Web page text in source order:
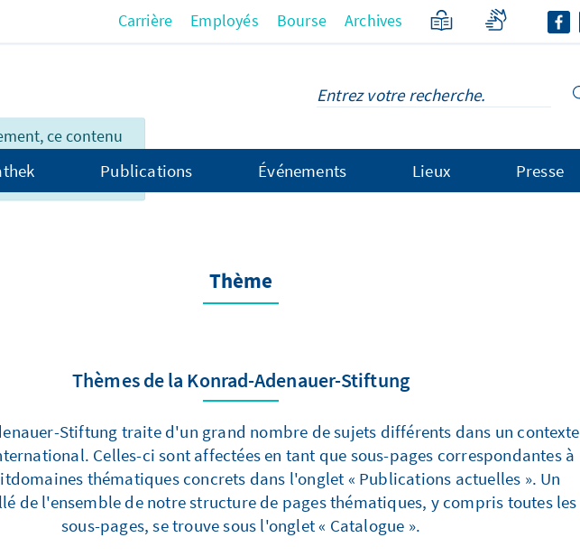
ce contenu
français.
Carrière Employés Bourse Archives
Publications Événements Lieux Presse
Thème
Thèmes de la Konrad-Adenauer-Stiftung
Stiftung traite d'un grand nombre de sujets différents dans un contexte
Celles-ci sont affectées en tant que sous-pages correspondantes à
thématiques concrets dans l'onglet « Publications actuelles ». Un
de l'ensemble de notre structure de pages thématiques, y compris toutes les
sous-pages, se trouve sous l'onglet « Catalogue ».